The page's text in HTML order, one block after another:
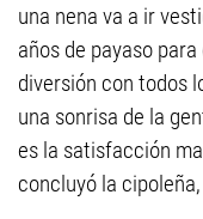
una nena va a ir
años de payaso
diversión con todos
una sonrisa de la
es la satisfacción
concluyó la